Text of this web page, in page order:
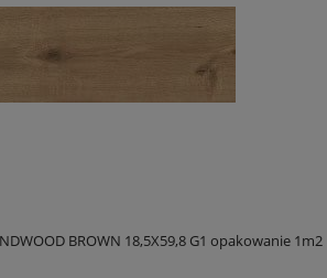
BROWN 18,5X59,8 G1 opakowanie 1m2